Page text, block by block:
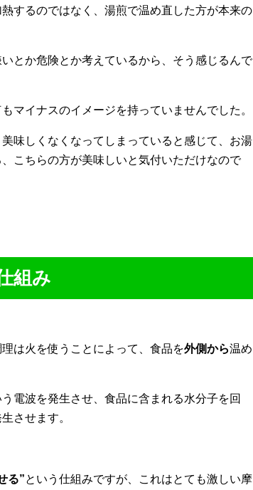
するのではなく、湯煎で温め直した方が本来の
とか危険とか考えているから、そう感じるんで
マイナスのイメージを持っていませんでした。
味しくなくなってしまっていると感じて、お湯
こちらの方が美味しいと気付いただけなので
組み
は火を使うことによって、食品を外側から温め
電波を発生させ、食品に含まれる水分子を回
させます。
る”という仕組みですが、これはとても激しい摩